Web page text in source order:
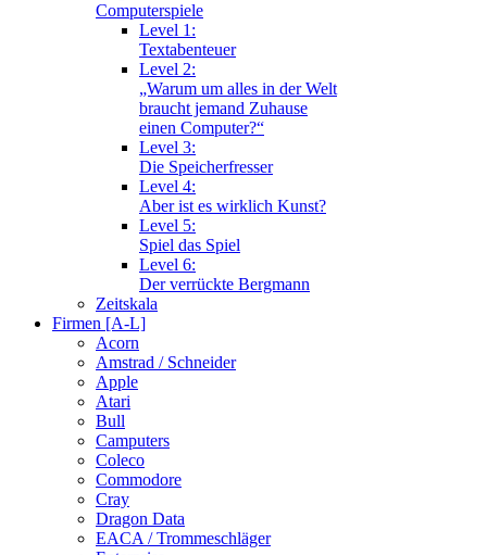
Computerspiele
Level 1:
Textabenteuer
Level 2:
„Warum um alles in der Welt
braucht jemand Zuhause
einen Computer?“
Level 3:
Die Speicherfresser
Level 4:
Aber ist es wirklich Kunst?
Level 5:
Spiel das Spiel
Level 6:
Der verrückte Bergmann
Zeitskala
Firmen [A-L]
Acorn
Amstrad / Schneider
Apple
Atari
Bull
Camputers
Coleco
Commodore
Cray
Dragon Data
EACA / Trommeschläger